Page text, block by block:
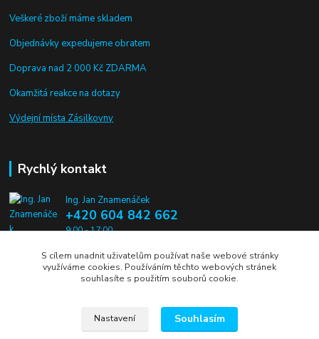
Veškeré zboží máme skladem
Objednávky expedujeme obratem
Doprava nad 2 000 Kč ZDARMA
Okamžitá reakce na dotazy
Výdejní místa Zásilkovny
Rychlý kontakt
Ing. Jan Znamenáček
+420 604 842 662
9:00 - 17:00
info@alien-pros.cz
S cílem unadnit uživatelům používat naše webové stránky
využíváme cookies. Používáním těchto webových stránek
souhlasíte s použitím souborů cookie.
Nastavení Souhlasím